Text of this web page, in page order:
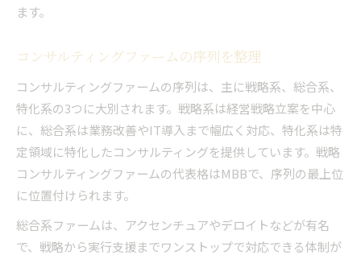
ます。
コンサルティングファームの序列を整理
コンサルティングファームの序列は、主に戦略系、総合系、
特化系の3つに大別されます。戦略系は経営戦略立案を中心
に、総合系は業務改善やIT導入まで幅広く対応、特化系は特
定領域に特化したコンサルティングを提供しています。戦略
コンサルティングファームの代表格はMBBで、序列の最上位
に位置付けられます。
総合系ファームは、アクセンチュアやデロイトなどが有名
で、戦略から実行支援までワンストップで対応できる体制が